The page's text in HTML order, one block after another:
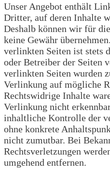
Unser Angebot enthält
Dritter, auf deren Inhalte
Deshalb können wir für
keine Gewähr
verlinkten Seiten ist stets
oder Betreiber der Seiten
verlinkten Seiten wurden
Verlinkung auf mögliche
Rechtswidrige Inhalte
Verlinkung nicht
inhaltliche Kontrolle der
ohne konkrete
nicht zumutbar. Bei
Rechtsverletzungen
umgehend entfernen.